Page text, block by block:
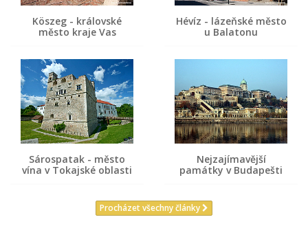
Köszeg - královské
město kraje Vas
Hévíz - lázeňské město
u Balatonu
Sárospatak - město
vína v Tokajské oblasti
Nejzajímavější
památky v Budapešti
Procházet všechny články